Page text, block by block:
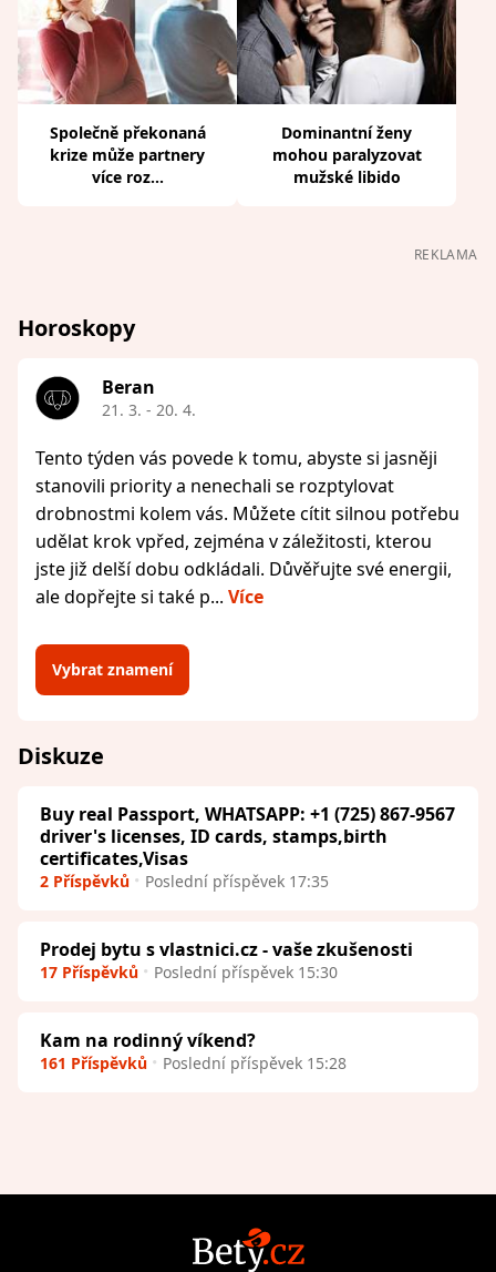
Společně překonaná
krize může partnery
více roz...
Dominantní ženy
mohou paralyzovat
mužské libido
REKLAMA
Horoskopy
Beran
21. 3. - 20. 4.
Tento týden vás povede k tomu, abyste si jasněji
stanovili priority a nenechali se rozptylovat
drobnostmi kolem vás. Můžete cítit silnou potřebu
udělat krok vpřed, zejména v záležitosti, kterou
jste již delší dobu odkládali. Důvěřujte své energii,
ale dopřejte si také p... Více
Vybrat znamení
Diskuze
Buy real Passport, WHATSAPP: +1 (725) 867-9567
driver's licenses, ID cards, stamps,birth
certificates,Visas
2 Příspěvků Poslední příspěvek 17:35
Prodej bytu s vlastnici.cz - vaše zkušenosti
17 Příspěvků Poslední příspěvek 15:30
Kam na rodinný víkend?
161 Příspěvků Poslední příspěvek 15:28